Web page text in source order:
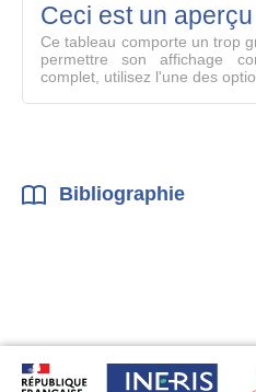
Ceci est un aperçu
Ce tableau comporte un trop
permettre son affichage
complet, utilisez l'une des
Bibliographie